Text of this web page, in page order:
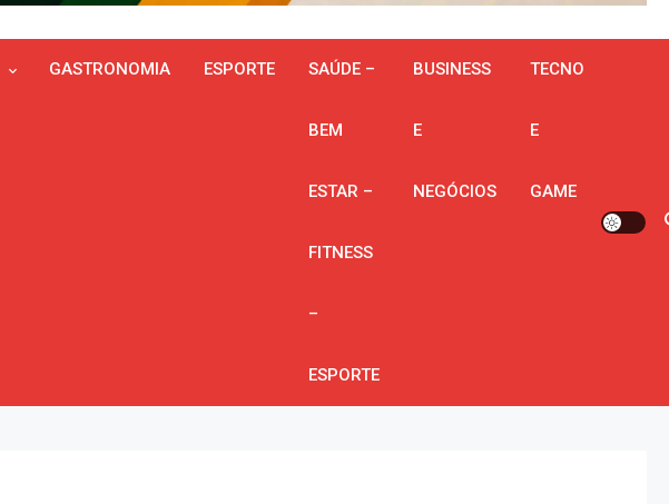
GASTRONOMIA ESPORTE SAÚDE –
BEM
ESTAR –
FITNESS
–
ESPORTE
BUSINESS
E
NEGÓCIOS
TECNO
E
GAME